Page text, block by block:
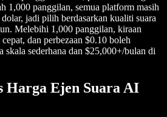
1,000 panggilan, semua platform masih
jadi pilih berdasarkan kualiti suara
Melebihi 1,000 panggilan, kiraan
dan perbezaan $0.10 boleh
skala sederhana dan $25,000+/bulan di
Harga Ejen Suara AI